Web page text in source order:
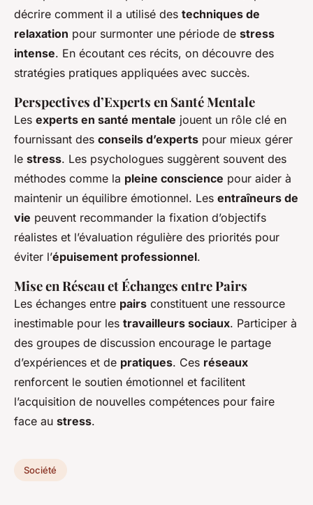
décrire comment il a utilisé des techniques de
relaxation pour surmonter une période de stress
intense. En écoutant ces récits, on découvre des
stratégies pratiques appliquées avec succès.
Perspectives d’Experts en Santé Mentale
Les experts en santé mentale jouent un rôle clé en
fournissant des conseils d’experts pour mieux gérer
le stress. Les psychologues suggèrent souvent des
méthodes comme la pleine conscience pour aider à
maintenir un équilibre émotionnel. Les entraîneurs de
vie peuvent recommander la fixation d’objectifs
réalistes et l’évaluation régulière des priorités pour
éviter l’épuisement professionnel.
Mise en Réseau et Échanges entre Pairs
Les échanges entre pairs constituent une ressource
inestimable pour les travailleurs sociaux. Participer à
des groupes de discussion encourage le partage
d’expériences et de pratiques. Ces réseaux
renforcent le soutien émotionnel et facilitent
l’acquisition de nouvelles compétences pour faire
face au stress.
Société